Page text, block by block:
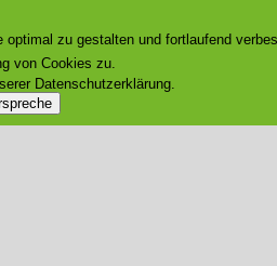
optimal zu gestalten und fortlaufend
von Cookies zu.
Datenschutzerklärung.